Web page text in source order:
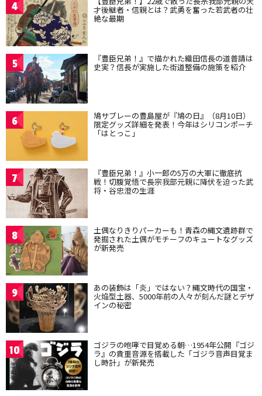
4 才後継者・信親とは？武勇を奮った若武者の壮
絶な最期
5 『豊臣兄弟！』で描かれた織田信長の道普請は
史実？信長が実施した街道整備の施策を紹介
6 鳩サブレーの豊島屋が『鳩の日』（8月10日）
限定グッズ詳細を発表！今年はシリコンポーチ
「はとっこ」
7 『豊臣兄弟！』小一郎の5万の大軍に徹底抗
戦！切腹覚悟で長宗我部元親に降伏を迫った武
将・谷忠澄の生涯
8 土偶なりきりパーカーも！青森の縄文遺跡群で
発掘された土偶がモチーフのキュートなグッズ
が新発売
9 あの装飾は「炎」ではない？縄文時代の国宝・
火焔型土器、5000年前の人々が刻んだ謎とデザ
インの秘密
10 ゴジラの咆哮で目覚める朝…1954年公開『ゴジ
ラ』の貴重音源を搭載した「ゴジラ音声目覚ま
し時計」が新発売